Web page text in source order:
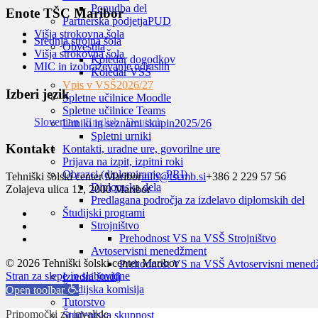
Ponudba del
Partnerska podjetjaPUD
Višja strokovna šola
Obvestila
Koledar dogodkov
Koledar VSŠ
Vpis v VSŠ2026/27
Spletne učilnice Moodle
Spletne učilnice Teams
Urniki in seznami skupin2025/26
Spletni urniki
Kontakti, uradne ure, govorilne ure
Prijava na izpit, izpitni roki
Obrazci (diplomiranje, PRI)
Diplomska dela
Predlagana področja za izdelavo diplomskih del
Študijski programi
Strojništvo
Prehodnost VS na VSŠ Strojništvo
Avtoservisni menedžment
Prehodnost VS na VSŠ Avtoservisni
Izredni študij
Študijska komisija
Tutorstvo
Študentska skupnost
Enote TŠC Maribor
Srednja strojna šola
Višja strokovna šola
MIC in izobraževanje odraslih
Izberi jezik
Slovenian English Deutsch
Kontakt
Tehniški šolski center Mariborinfo@tscmb.si+386 2 229 57 56
Zolajeva ulica 12, 2000 Maribor
© 2026 Tehniški šolski center Maribor
Stran za slepe in slabovidne
Open toolbar
Pripomočki za invalide